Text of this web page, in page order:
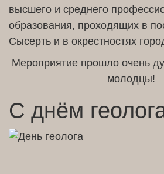
высшего и среднего
образования, проходящих в
Сысерть и в окрестностях
Мероприятие прошло очень
молодцы!
С днём